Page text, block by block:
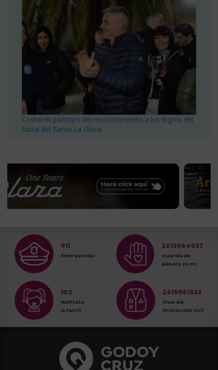
Costarelli participó del reconocimiento a los logros del
futsal del Barrio La Gloria
911
Emergencias
2613064937
Guardia de
género 24 Hs.
102
Maltrato
infantil
2615961532
Guardia
Protección civil